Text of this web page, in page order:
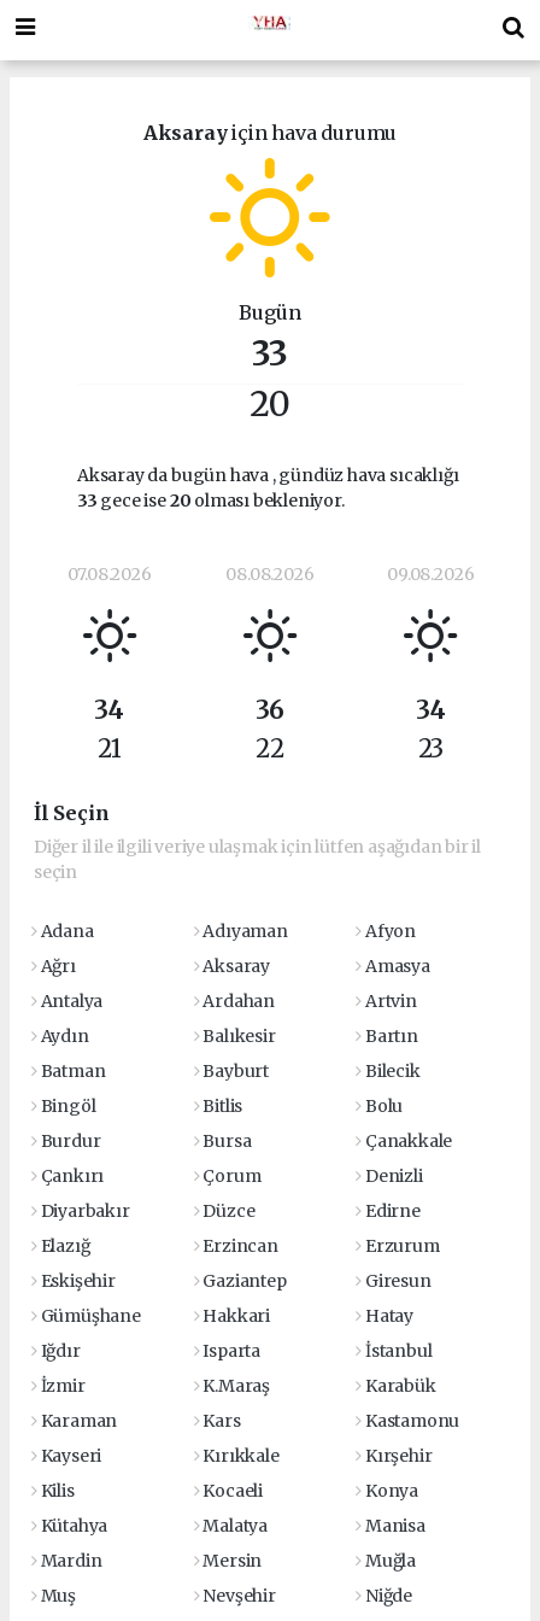
Aksarayiçin hava durumu
Bugün
33
20
Aksaray da bugün hava , gündüz hava sıcaklığı
33 gece ise20 olması bekleniyor.
07.08.2026
34
21
08.08.2026
36
22
09.08.2026
34
23
İl Seçin
Diğer il ile ilgili veriye ulaşmak için lütfen aşağıdan bir il
seçin
Adana Adıyaman
Afyon
Ağrı
Aksaray
Amasya
Antalya
Ardahan
Artvin
Aydın
Balıkesir
Bartın
Batman
Bayburt
Bilecik
Bingöl
Bitlis
Bolu
Burdur
Bursa
Çanakkale
Çankırı
Çorum
Denizli
Diyarbakır
Düzce
Edirne
Elazığ
Erzincan
Erzurum
Eskişehir
Gaziantep
Giresun
Gümüşhane
Hakkari
Hatay
Iğdır
Isparta
İstanbul
İzmir
K.Maraş
Karabük
Karaman
Kars
Kastamonu
Kayseri
Kırıkkale
Kırşehir
Kilis
Kocaeli
Konya
Kütahya
Malatya
Manisa
Mardin
Mersin
Muğla
Muş
Nevşehir
Niğde